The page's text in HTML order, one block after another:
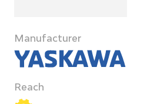
Manufacturer
Reach